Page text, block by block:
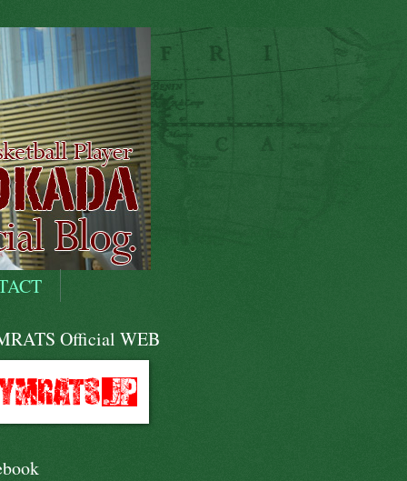
Official WEB